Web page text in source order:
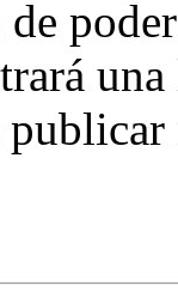
de